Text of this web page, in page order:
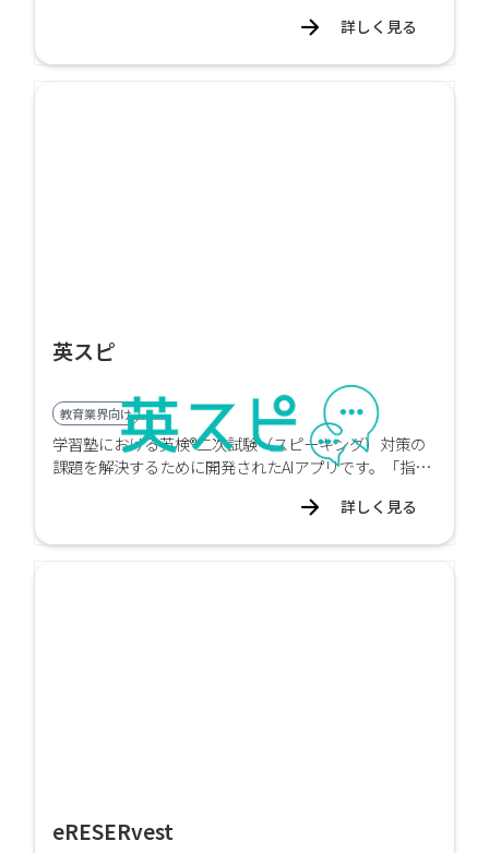
詳しく見る
英スピ
教育業界向け
学習塾における英検®二次試験（スピーキング）対策の
課題を解決するために開発されたAIアプリです。「指導
「フィードバックに時間がかかる」といった現場の悩み
詳しく見る
eRESERvest